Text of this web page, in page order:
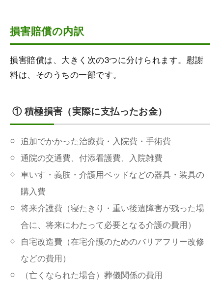
損害賠償の内訳
損害賠償は、大きく次の3つに分けられます。慰謝
料は、そのうちの一部です。
① 積極損害（実際に支払ったお金）
追加でかかった治療費・入院費・手術費
通院の交通費、付添看護費、入院雑費
車いす・義肢・介護用ベッドなどの器具・装具の
購入費
将来介護費（寝たきり・重い後遺障害が残った場
合に、将来にわたって必要となる介護の費用）
自宅改造費（在宅介護のためのバリアフリー改修
などの費用）
（亡くなられた場合）葬儀関係の費用